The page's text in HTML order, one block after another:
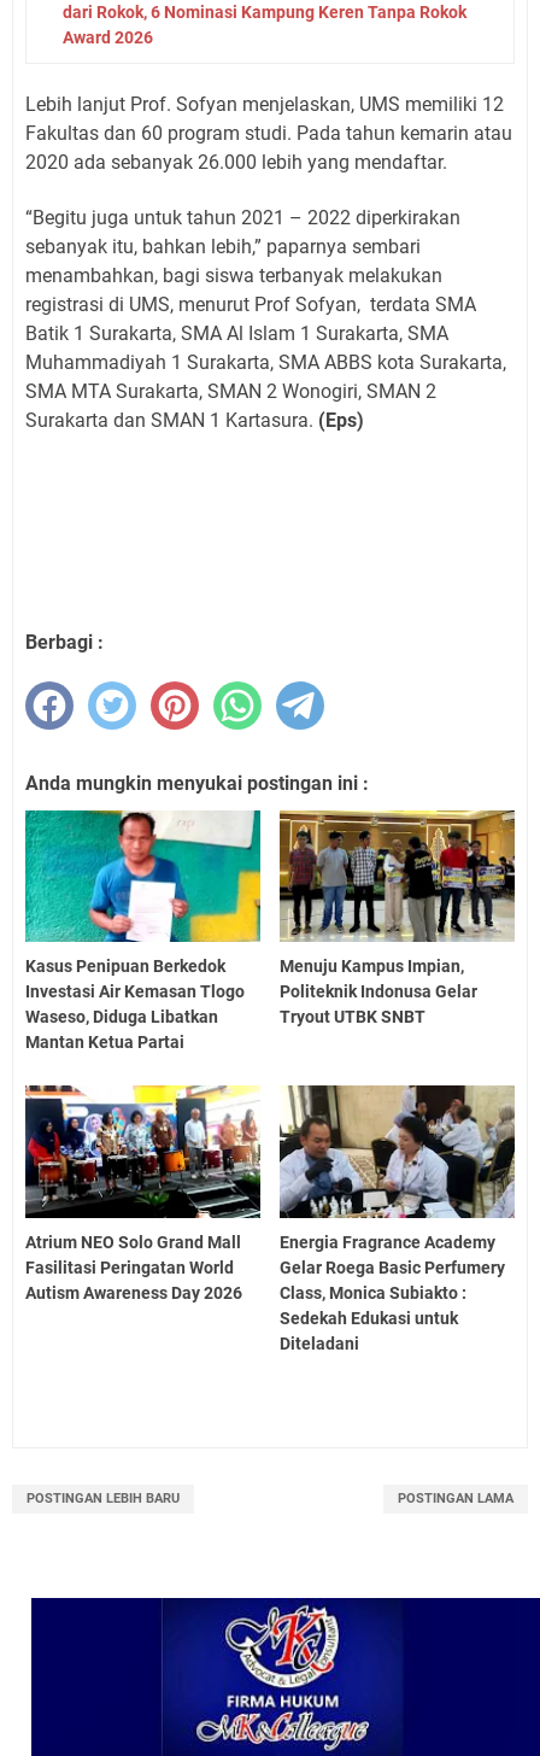
dari Rokok, 6 Nominasi Kampung Keren Tanpa Rokok
Award 2026
Lebih lanjut Prof. Sofyan menjelaskan, UMS memiliki 12
Fakultas dan 60 program studi. Pada tahun kemarin atau
2020 ada sebanyak 26.000 lebih yang mendaftar.
“Begitu juga untuk tahun 2021 – 2022 diperkirakan
sebanyak itu, bahkan lebih,” paparnya sembari
menambahkan, bagi siswa terbanyak melakukan
registrasi di UMS, menurut Prof Sofyan, terdata SMA
Batik 1 Surakarta, SMA Al Islam 1 Surakarta, SMA
Muhammadiyah 1 Surakarta, SMA ABBS kota Surakarta,
SMA MTA Surakarta, SMAN 2 Wonogiri, SMAN 2
Surakarta dan SMAN 1 Kartasura. (Eps)
Berbagi :
Anda mungkin menyukai postingan ini :
Kasus Penipuan Berkedok
Investasi Air Kemasan Tlogo
Waseso, Diduga Libatkan
Mantan Ketua Partai
Menuju Kampus Impian,
Politeknik Indonusa Gelar
Tryout UTBK SNBT
Atrium NEO Solo Grand Mall
Fasilitasi Peringatan World
Autism Awareness Day 2026
Energia Fragrance Academy
Gelar Roega Basic Perfumery
Class, Monica Subiakto :
Sedekah Edukasi untuk
Diteladani
POSTINGAN LEBIH BARU POSTINGAN LAMA